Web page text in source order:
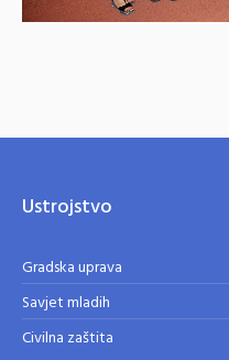
Ustrojstvo
Gradska uprava
Savjet mladih
Civilna zaštita